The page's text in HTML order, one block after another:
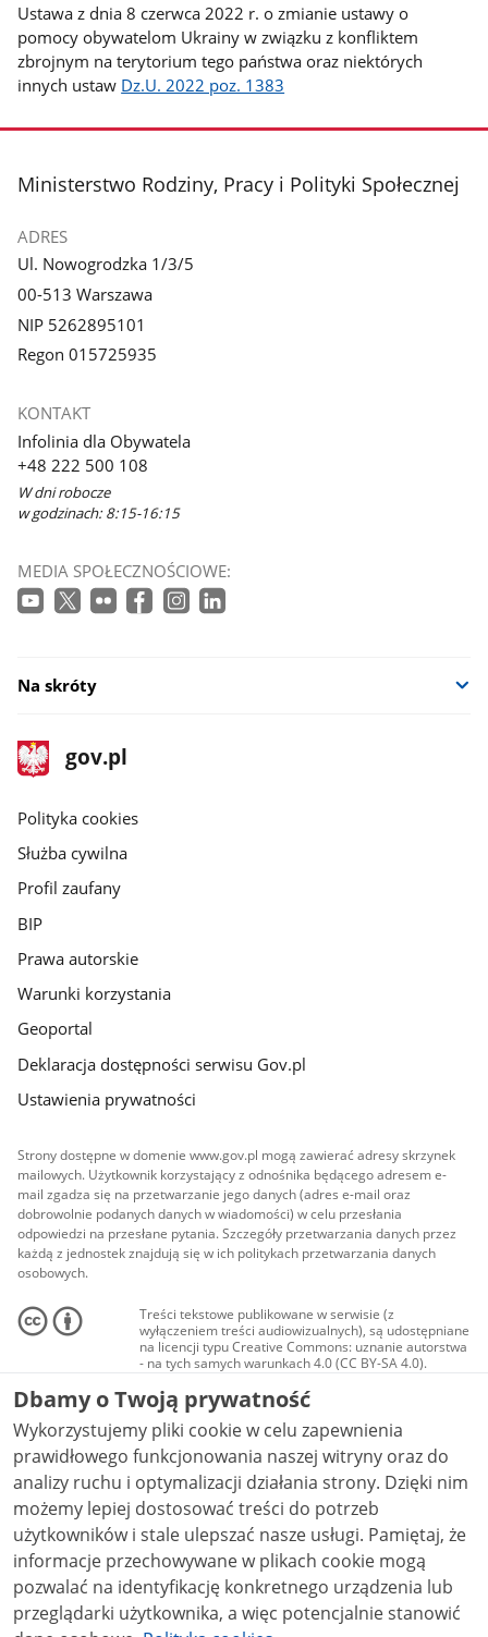
Ustawa z dnia 8 czerwca 2022 r. o zmianie ustawy o
pomocy obywatelom Ukrainy w związku z konfliktem
zbrojnym na terytorium tego państwa oraz niektórych
innych ustaw Dz.U. 2022 poz. 1383
stopka
Ministerstwo Rodziny, Pracy i Polityki Społecznej
ADRES
Ul. Nowogrodzka 1/3/5
00-513 Warszawa
NIP 5262895101
Regon 015725935
KONTAKT
Infolinia dla Obywatela
+48 222 500 108
W dni robocze
w godzinach: 8:15-16:15
MEDIA SPOŁECZNOŚCIOWE:
Na skróty
stopka
gov.pl
Strona
gov.pl
gov.pl
Polityka cookies
Służba cywilna
Profil zaufany
BIP
Prawa autorskie
Warunki korzystania
Geoportal
Deklaracja dostępności serwisu Gov.pl
Ustawienia prywatności
Strony dostępne w domenie www.gov.pl mogą zawierać adresy skrzynek
mailowych. Użytkownik korzystający z odnośnika będącego adresem e-
mail zgadza się na przetwarzanie jego danych (adres e-mail oraz
dobrowolnie podanych danych w wiadomości) w celu przesłania
odpowiedzi na przesłane pytania. Szczegóły przetwarzania danych przez
każdą z jednostek znajdują się w ich politykach przetwarzania danych
osobowych.
Treści tekstowe publikowane w serwisie (z
wyłączeniem treści audiowizualnych), są udostępniane
na licencji typu Creative Commons: uznanie autorstwa
- na tych samych warunkach 4.0 (CC BY-SA 4.0).
Materiały audiowizualne, w tym zdjęcia, materiały
audio i wideo, są udostępniane na licencji typu
Creative Commons: uznanie autorstwa użycie
niekomercyjne - bez utworów zależnych 4.0 (CC BY-
NC-ND 4.0), o ile nie jest to stwierdzone inaczej.
Dbamy o Twoją prywatność
Wykorzystujemy pliki cookie w celu zapewnienia
prawidłowego funkcjonowania naszej witryny oraz do
analizy ruchu i optymalizacji działania strony. Dzięki nim
możemy lepiej dostosować treści do potrzeb
użytkowników i stale ulepszać nasze usługi. Pamiętaj, że
informacje przechowywane w plikach cookie mogą
pozwalać na identyfikację konkretnego urządzenia lub
przeglądarki użytkownika, a więc potencjalnie stanowić